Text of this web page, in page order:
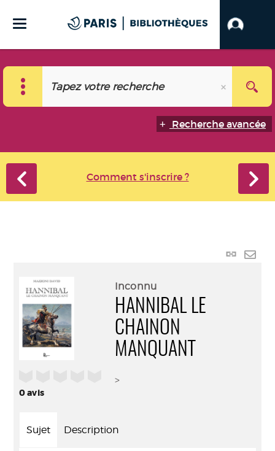
Recherche avancée
Comment s'inscrire ?
Lien
0avis
Inconnu
HANNIBAL LE
CHAINON
MANQUANT
>
Sujet Description